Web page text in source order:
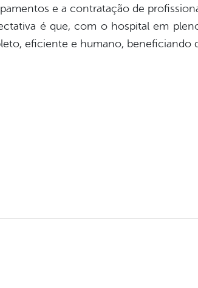
e a contratação de
é que, com o hospital em
eficiente e humano, beneficiando